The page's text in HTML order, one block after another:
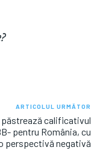
ARTICOLUL URMĂTOR
calificativul
pentru România, cu
perspectivă negativă